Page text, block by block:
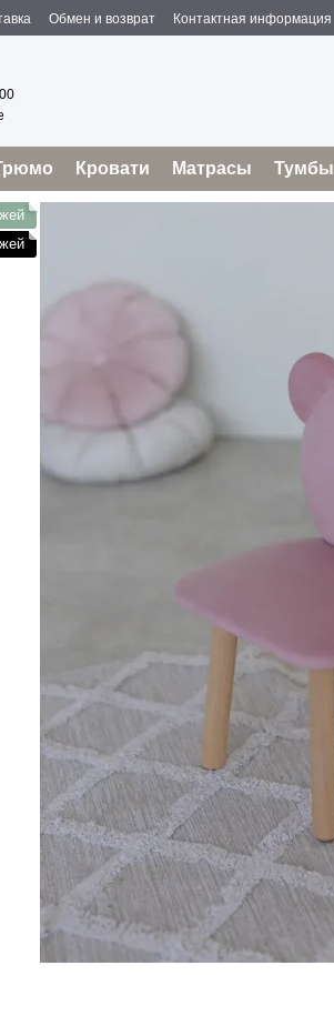
Обмен и возврат
Контактная информация
Отзывы о магазине
Кровати Матрасы Тумбы